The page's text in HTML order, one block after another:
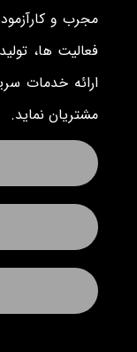
مجرب و
فعالیت ها،
ارائه خدمات
مشتریان نماید.